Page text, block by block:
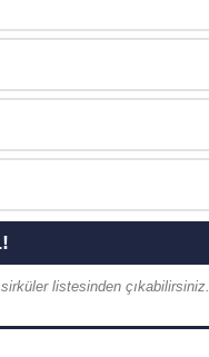
listesinden çıkabilirsiniz.